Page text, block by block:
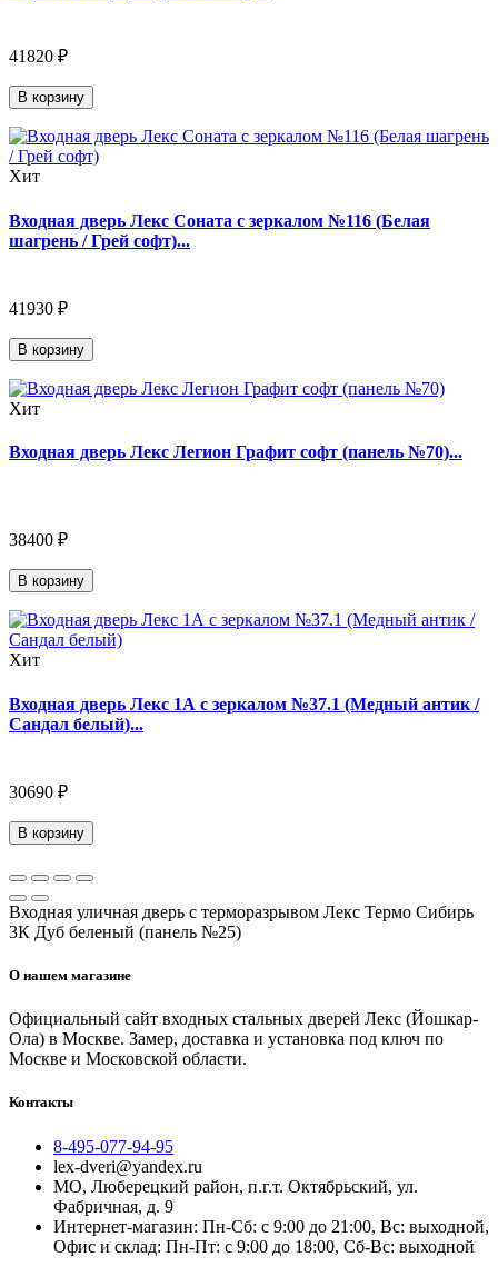
41820 ₽
В корзину
Хит
Входная дверь Лекс Соната с зеркалом №116 (Белая
шагрень / Грей софт)...
41930 ₽
В корзину
Хит
Входная дверь Лекс Легион Графит софт (панель №70)...
38400 ₽
В корзину
Хит
Входная дверь Лекс 1А с зеркалом №37.1 (Медный антик /
Сандал белый)...
30690 ₽
В корзину
Входная уличная дверь с терморазрывом Лекс Термо Сибирь
3К Дуб беленый (панель №25)
О нашем магазине
Официальный сайт входных стальных дверей Лекс (Йошкар-
Ола) в Москве. Замер, доставка и установка под ключ по
Москве и Московской области.
Контакты
8-495-077-94-95
lex-dveri@yandex.ru
МО, Люберецкий район, п.г.т. Октябрьский, ул.
Фабричная, д. 9
Интернет-магазин: Пн-Сб: с 9:00 до 21:00, Вс: выходной,
Офис и склад: Пн-Пт: с 9:00 до 18:00, Сб-Вс: выходной